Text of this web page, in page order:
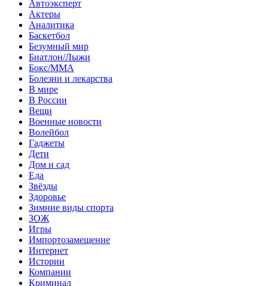
Автоэксперт
Актеры
Аналитика
Баскетбол
Безумный мир
Биатлон/Лыжи
Бокс/MMA
Болезни и лекарства
В мире
В России
Вещи
Военные новости
Волейбол
Гаджеты
Дети
Дом и сад
Еда
Звёзды
Здоровье
Зимние виды спорта
ЗОЖ
Игры
Импортозамещение
Интернет
Истории
Компании
Криминал